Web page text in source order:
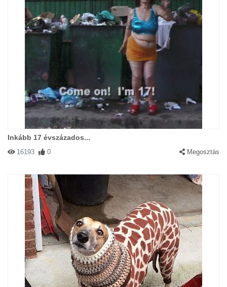
Inkább 17 évszázados...
16193 0 Megosztás